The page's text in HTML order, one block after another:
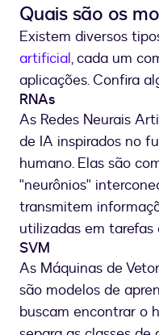
Quais são os
Existem diversos
artificial, cada um
aplicações. Confira
RNAs
As Redes Neurais
de IA inspirados no
humano. Elas são
"neurônios"
transmitem
utilizadas em tarefas
SVM
As Máquinas de
são modelos de
buscam encontrar o